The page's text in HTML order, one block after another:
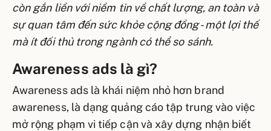
còn gắn liền với niềm tin về chất lượng, an toàn và
sự quan tâm đến sức khỏe cộng đồng - một lợi thế
mà ít đối thủ trong ngành có thể so sánh.
Awareness ads là gì?
Awareness ads là khái niệm nhỏ hơn brand
awareness, là dạng quảng cáo tập trung vào việc
mở rộng phạm vi tiếp cận và xây dựng nhận biết